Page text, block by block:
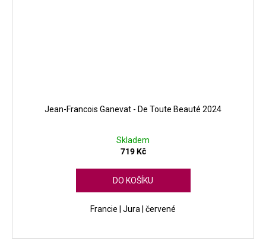
Jean-Francois Ganevat - De Toute Beauté 2024
Skladem
719 Kč
DO KOŠÍKU
Francie | Jura | červené